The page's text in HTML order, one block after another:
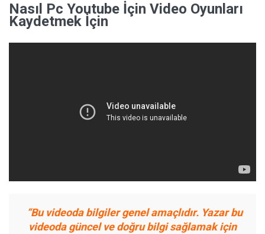
Nasıl Pc Youtube İçin Video Oyunları
Kaydetmek İçin
“Bu videoda bilgiler genel amaçlıdır. Yazar bu
videoda güncel ve doğru bilgi sağlamak için